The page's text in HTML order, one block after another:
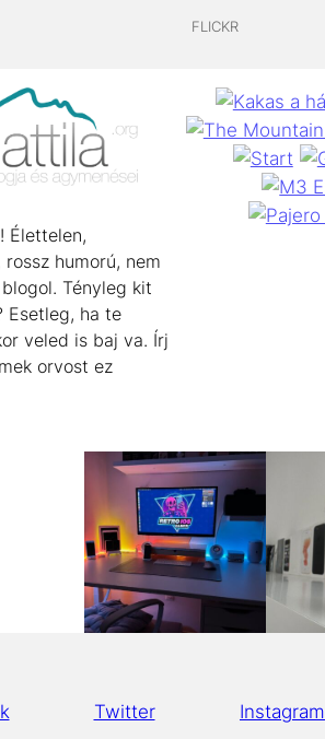
Élettelen,
humorú, nem
Tényleg kit
Esetleg, ha te
veled is baj va. Írj
orvost ez
FLICKR
Twitter Instagram